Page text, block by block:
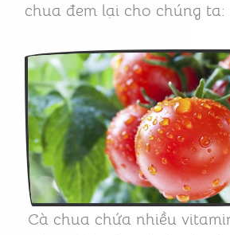
chua đem lại cho chúng ta:
Cà chua chứa nhiều